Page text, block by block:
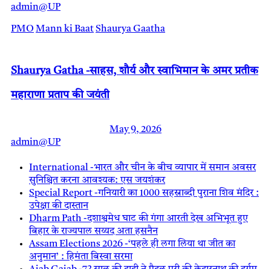
admin@UP
PMO Mann ki BaatShaurya Gaatha
Shaurya Gatha -साहस, शौर्य और स्वाभिमान के अमर प्रतीक
महाराणा प्रताप की जयंती
May 9, 2026
admin@UP
International -भारत और चीन के बीच व्यापार में समान अवसर
सुनिश्चित करना आवश्यक: एस जयशंकर
Special Report -गनियारी का 1000 सहस्राब्दी पुराना शिव मंदिर :
उपेक्षा की दास्तान
Dharm Path -दशाश्वमेध घाट की गंगा आरती देख अभिभूत हुए
बिहार के राज्यपाल सय्यद अता हसनैन
Assam Elections 2026 -‘पहले ही लगा लिया था जीत का
अनुमान’ : हिमंता बिस्वा सरमा